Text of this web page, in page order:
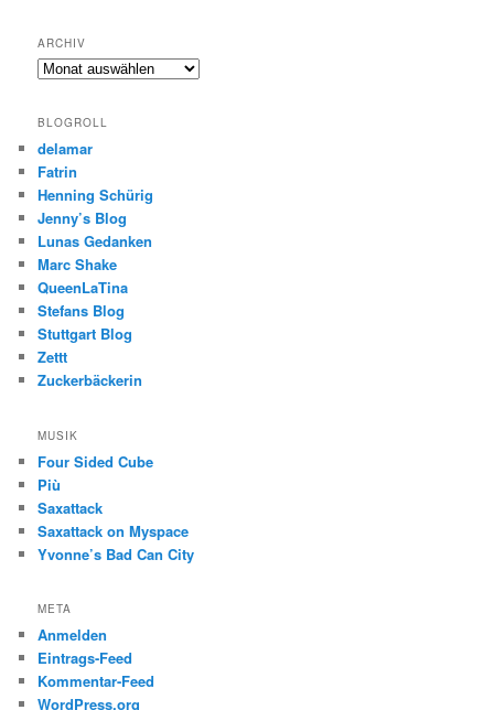
ARCHIV
Archiv
BLOGROLL
delamar
Fatrin
Henning Schürig
Jenny’s Blog
Lunas Gedanken
Marc Shake
QueenLaTina
Stefans Blog
Stuttgart Blog
Zettt
Zuckerbäckerin
MUSIK
Four Sided Cube
Più
Saxattack
Saxattack on Myspace
Yvonne’s Bad Can City
META
Anmelden
Eintrags-Feed
Kommentar-Feed
WordPress.org